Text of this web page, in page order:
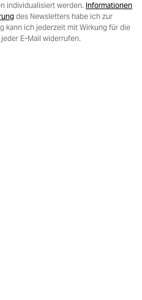
individualisiert werden. Informationen
des Newsletters habe ich zur
kann ich jederzeit mit Wirkung für die
E-Mail widerrufen.